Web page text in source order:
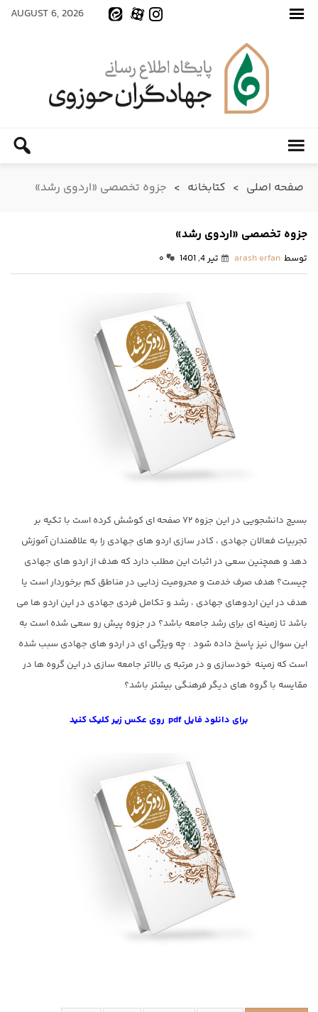
AUGUST 6, 2026
صفحه اصلی > کتابخانه > جزوه تخصصی «اردوی رشد»
جزوه تخصصی «اردوی رشد»
توسط arash erfan تیر 4, 1401 ۰
بسیج دانشجویی در این جزوه ۷۲ صفحه ای کوشش کرده است با تکیه بر
تجربیات فعالان جهادی ، کادر سازی اردو های جهادی را به علاقمندان آموزش
دهد و همچنین سعی در اثبات این مطلب دارد که هدف از اردو های جهادی
چیست؟ هدف صرف خدمت و محرومیت زدایی در مناطق کم برخوردار است یا
هدف در این اردوهای جهادی ، رشد و تکامل فردی جهادی در این اردو ها می
باشد تا زمینه ای برای رشد جامعه باشد؟ در جزوه پیش رو سعی شده است به
این سوال نیز پاسخ داده شود : چه ویژگی ای در اردو های جهادی سبب شده
است که زمینه خودسازی و در مرتبه ی بالاتر جامعه سازی در این گروه ها در
مقایسه با گروه های دیگر فرهنگی بیشتر باشد؟
برای دانلود فایل pdf روی عکس زیر کلیک کنید